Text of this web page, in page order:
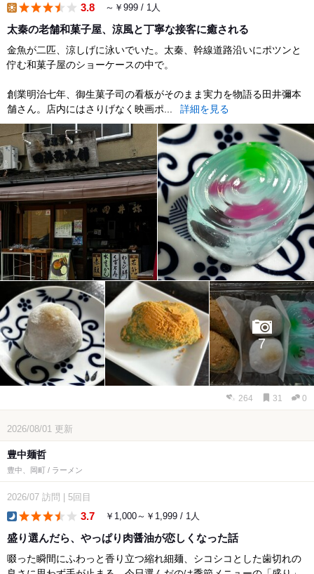
3.8 ～￥999 / 1人
太秦の老舗和菓子屋、涼風と丁寧な接客に癒される
金魚が二匹、涼しげに泳いでいた。太秦、幹線道路沿いにポツンと
佇む和菓子屋のショーケースの中で。
創業明治七年、御生菓子司の看板がそのまま実力を物語る田井彌本
舗さん。店内にはさりげなく映画ポ...
詳細を見る
7
264 31 0
2026/08/01 更新
豊中麺哲
豊中、岡町 / ラーメン
2026/07 訪問 5回目
3.7 ￥1,000～￥1,999 / 1人
盛り選んだら、やっぱり肉醤油が恋しくなった話
啜った瞬間にふわっと香り立つ縮れ細麺、シコシコとした歯切れの